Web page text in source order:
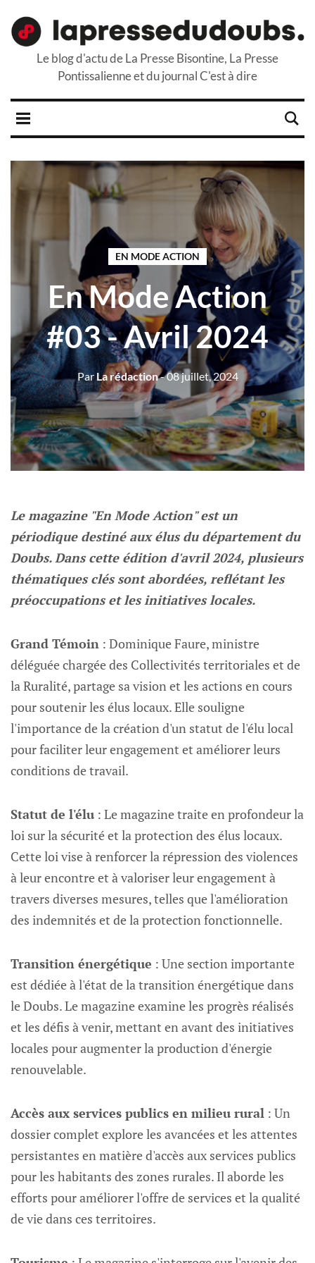
Le blog d'actu de La Presse Bisontine, La Presse
Pontissalienne et du journal C'est à dire
EN MODE ACTION
En Mode Action
#03 - Avril 2024
ParLa rédaction- 08 juillet, 2024
Le magazine "En Mode Action" est un
périodique destiné aux élus du département du
Doubs. Dans cette édition d'avril 2024, plusieurs
thématiques clés sont abordées, reflétant les
préoccupations et les initiatives locales.
Grand Témoin : Dominique Faure, ministre
déléguée chargée des Collectivités territoriales et de
la Ruralité, partage sa vision et les actions en cours
pour soutenir les élus locaux. Elle souligne
l'importance de la création d'un statut de l'élu local
pour faciliter leur engagement et améliorer leurs
conditions de travail.
Statut de l'élu : Le magazine traite en profondeur la
loi sur la sécurité et la protection des élus locaux.
Cette loi vise à renforcer la répression des violences
à leur encontre et à valoriser leur engagement à
travers diverses mesures, telles que l'amélioration
des indemnités et de la protection fonctionnelle.
Transition énergétique : Une section importante
est dédiée à l'état de la transition énergétique dans
le Doubs. Le magazine examine les progrès réalisés
et les défis à venir, mettant en avant des initiatives
locales pour augmenter la production d'énergie
renouvelable.
Accès aux services publics en milieu rural : Un
dossier complet explore les avancées et les attentes
persistantes en matière d'accès aux services publics
pour les habitants des zones rurales. Il aborde les
efforts pour améliorer l'offre de services et la qualité
de vie dans ces territoires.